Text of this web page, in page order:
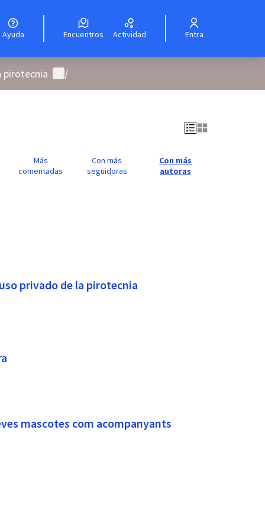
Ayuda Encuentros Actividad Entra
pirotecnia Menú de usuario
/
Más
comentadas
Con más
seguidoras
Con más
autoras
privado de la pirotecnia
mascotes com acompanyants